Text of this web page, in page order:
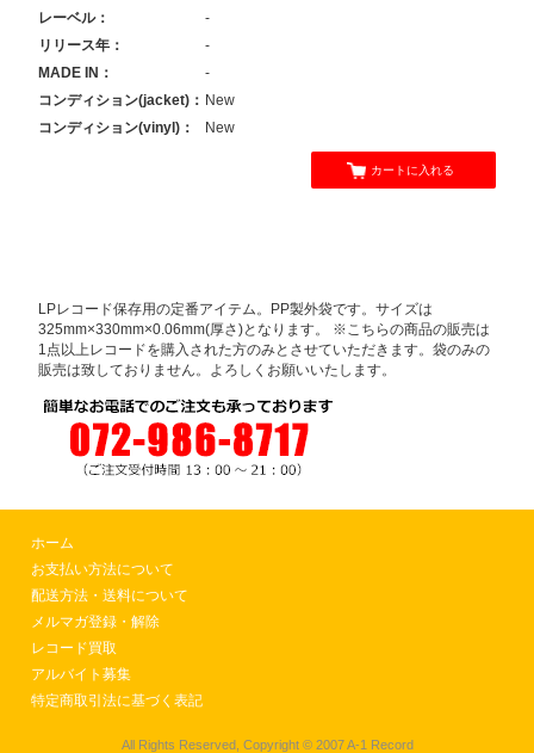
レーベル：
-
リリース年：
-
MADE IN：
-
コンディション(jacket)： New
コンディション(vinyl)：
New
カートに入れる
LPレコード保存用の定番アイテム。PP製外袋です。サイズは
325mm×330mm×0.06mm(厚さ)となります。 ※こちらの商品の販売は
1点以上レコードを購入された方のみとさせていただきます。袋のみの
販売は致しておりません。よろしくお願いいたします。
ホーム
お支払い方法について
配送方法・送料について
メルマガ登録・解除
レコード買取
アルバイト募集
特定商取引法に基づく表記
All Rights Reserved, Copyright © 2007 A-1 Record